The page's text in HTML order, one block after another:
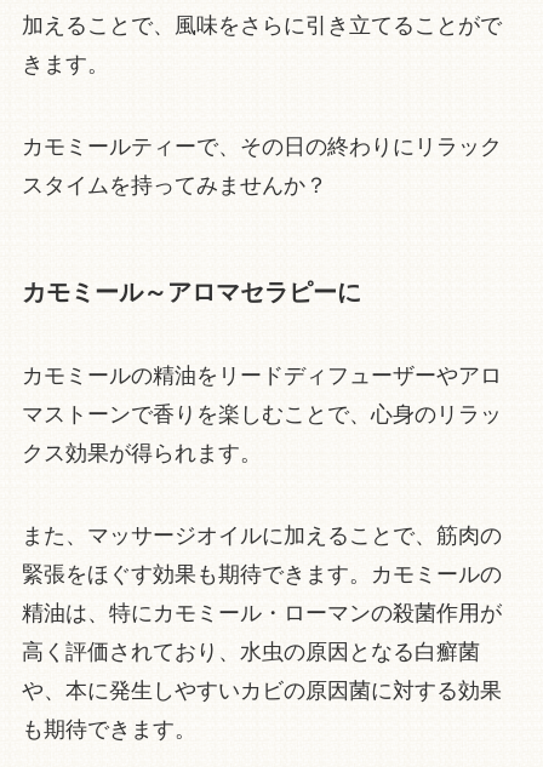
加えることで、風味をさらに引き立てることがで
きます。
カモミールティーで、その日の終わりにリラック
スタイムを持ってみませんか？
カモミール～アロマセラピーに
カモミールの精油をリードディフューザーやアロ
マストーンで香りを楽しむことで、心身のリラッ
クス効果が得られます。
また、マッサージオイルに加えることで、筋肉の
緊張をほぐす効果も期待できます。カモミールの
精油は、特にカモミール・ローマンの殺菌作用が
高く評価されており、水虫の原因となる白癬菌
や、本に発生しやすいカビの原因菌に対する効果
も期待できます。